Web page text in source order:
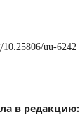
uu-6242
в редакцию: